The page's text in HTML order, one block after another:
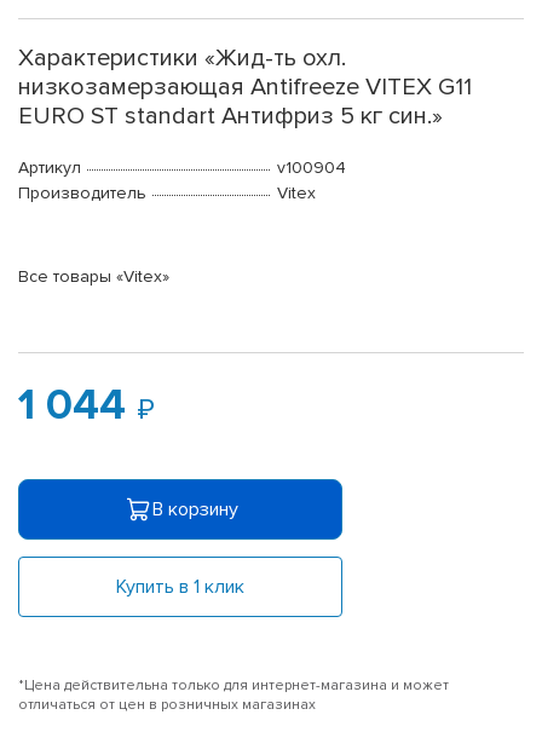
Характеристики «Жид-ть охл.
низкозамерзающая Antifreeze VITEX G11
EURO ST standart Антифриз 5 кг син.»
Артикул
v100904
Производитель
Vitex
Все товары «Vitex»
1 044
В корзину
Купить в 1 клик
*Цена действительна только для интернет-магазина и может
отличаться от цен в розничных магазинах